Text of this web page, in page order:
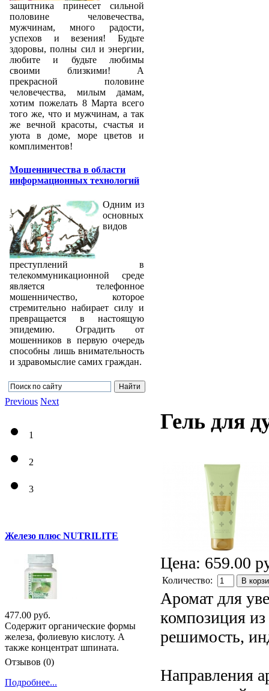
защитника принесет сильной
половине человечества,
мужчинам, много радости,
успехов и везения! Будьте
здоровы, полны сил и энергии,
любите и будьте любимы
своими близкими! А
прекрасной половине
человечества, милым дамам,
хотим пожелать 8 Марта всего
того же, что и мужчинам, а так
же вечной красоты, счастья и
уюта в доме, море цветов и
комплиментов!
Мошенничества в области
информационных технологий
Одним из
основных
видов
преступлений в
телекоммуникационной среде
является телефонное
мошенничество, которое
стремительно набирает силу и
превращается в настоящую
эпидемию. Оградить от
мошенников в первую очередь
способны лишь внимательность
и здравомыслие самих граждан.
Гель для
Цена: 659.00
Количество: В
Аромат для
композиция
решимость,
Направления
Previous Next
1
2
3
Железо плюс NUTRILITE
477.00 руб.
Содержит органические формы
железа, фолиевую кислоту. А
также концентрат шпината.
Отзывов (0)
Подробнее...